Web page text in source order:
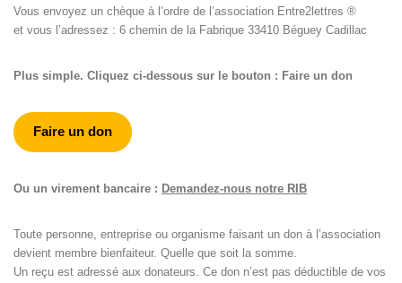
Vous envoyez un chèque à l’ordre de l’association Entre2lettres ®
et vous l’adressez : 6 chemin de la Fabrique 33410 Béguey Cadillac
Plus simple. Cliquez ci-dessous sur le bouton : Faire un don
Faire un don
Ou un virement bancaire : Demandez-nous notre RIB
Toute personne, entreprise ou organisme faisant un don à l’association
devient membre bienfaiteur. Quelle que soit la somme.
Un reçu est adressé aux donateurs. Ce don n’est pas déductible de vos